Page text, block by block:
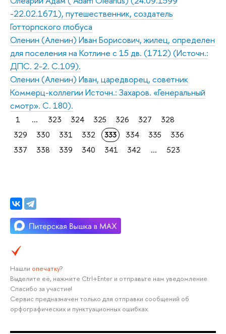
-22.02.1671), путешественник, создатель
Готторпского глобуса
Оленин (Аленин) Иван Борисович, жилец, определен
для поселения на Котлине с 15 дв. (1712) (Источн.:
ДПС. 2-2. С.109).
Оленин (Аленин) Иван, царедворец, советник
Коммерц-коллегии Источн.: Захаров. «Генеральный
смотр». С. 180).
1 ... 323 324 325 326 327
328
329
330 331 332 333 334 335
336
337
338 339 340 341 342 ... 523
Нашли опечатку?
Выделите её, нажмите Ctrl+Enter и отправьте нам уведомление.
Спасибо за участие!
Сервис предназначен только для отправки сообщений об
орфографических и пунктуационных ошибках.